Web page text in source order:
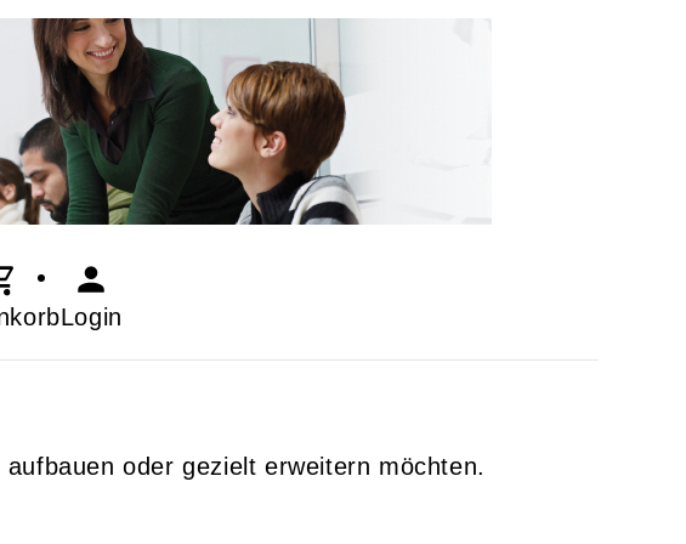
Login
oder gezielt erweitern möchten.